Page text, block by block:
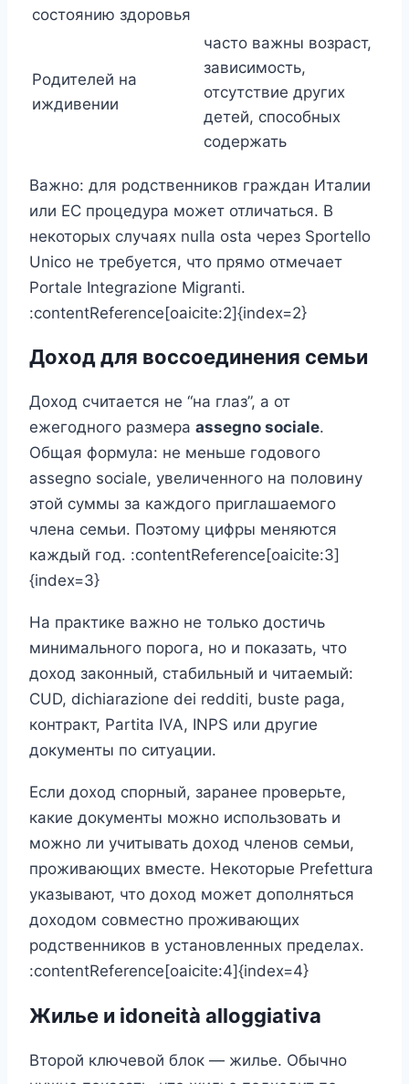
состоянию здоровья
Родителей на
иждивении
часто важны возраст,
зависимость,
отсутствие других
детей, способных
содержать
Важно: для родственников граждан Италии
или ЕС процедура может отличаться. В
некоторых случаях nulla osta через Sportello
Unico не требуется, что прямо отмечает
Portale Integrazione Migranti.
:contentReference[oaicite:2]{index=2}
Доход для воссоединения семьи
Доход считается не “на глаз”, а от
ежегодного размера assegno sociale.
Общая формула: не меньше годового
assegno sociale, увеличенного на половину
этой суммы за каждого приглашаемого
члена семьи. Поэтому цифры меняются
каждый год. :contentReference[oaicite:3]
{index=3}
На практике важно не только достичь
минимального порога, но и показать, что
доход законный, стабильный и читаемый:
CUD, dichiarazione dei redditi, buste paga,
контракт, Partita IVA, INPS или другие
документы по ситуации.
Если доход спорный, заранее проверьте,
какие документы можно использовать и
можно ли учитывать доход членов семьи,
проживающих вместе. Некоторые Prefettura
указывают, что доход может дополняться
доходом совместно проживающих
родственников в установленных пределах.
:contentReference[oaicite:4]{index=4}
Жилье и idoneità alloggiativa
Второй ключевой блок — жилье. Обычно